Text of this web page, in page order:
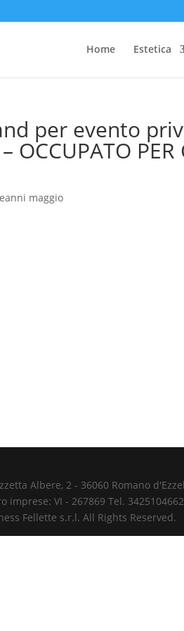
Home Estetica
per evento
PER
maggio
Albere, 2 - 36060 Romano
imprese: VI - 267869 Tel.
Fellette s.r.l. All Rights Reserved.